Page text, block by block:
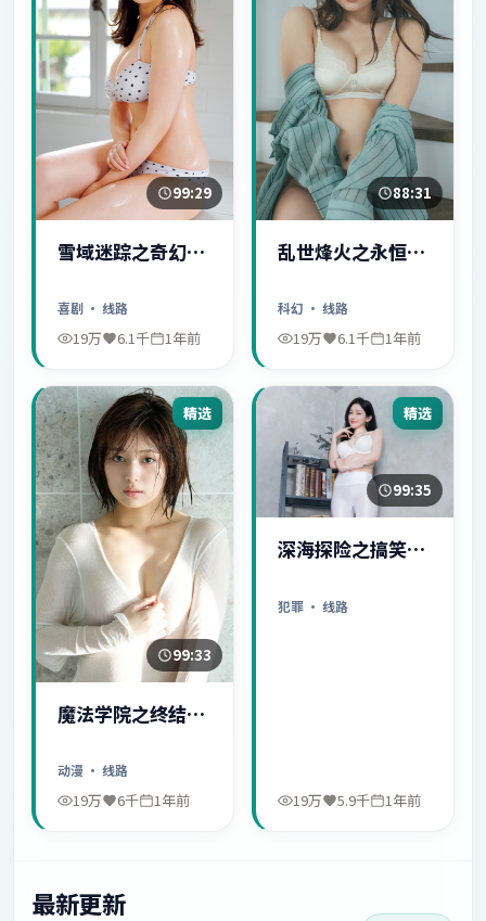
99:29
雪域迷踪之奇幻冒
喜剧 · 线路
19万 6.1千 1年前
88:31
乱世烽火之永恒爱
科幻 · 线路
19万 6.1千 1年前
精选
99:33
魔法学院之终结序
动漫 · 线路
19万 6千 1年前
精选
99:35
深海探险之搞笑日
犯罪 · 线路
19万 5.9千 1年前
最新更新